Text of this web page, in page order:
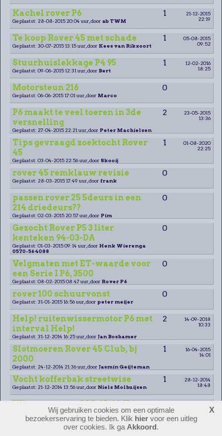
Kachel rover P6 1
21-12-2015
22:19
Geplaatst: 28-08-2015 20:04 uur, door ab TWM
Te koop Rover 45 met schade 1
05-08-2015
09:52
Geplaatst: 30-07-2015 13:15 uur, door Kees van Rikxoort
Stuurhuislekkage P4 95 1
12-02-2016
18:25
Geplaatst: 09-06-2015 12:31 uur, door Bert
Motorsteun 216 0
Geplaatst: 06-06-2015 17:01 uur, door Marco
P6 maakt te veel toeren in 3de
versnelling
2
23-05-2015
13:36
Geplaatst: 27-04-2015 22:21 uur, door Peter Machielsen
Tips gevraagd zoektocht Rover
45
1
01-08-2020
22:25
Geplaatst: 03-04-2015 22:56 uur, door Skooij
rover 45 remklauw revisie 0
Geplaatst: 28-03-2015 17:49 uur, door frank
passen rover 25 5deurs in een
214 driedeurs??
0
Geplaatst: 02-03-2015 20:57 uur, door Pim
Gezocht Rover P5 3 liter
kenteken 94-03-DA
0
Geplaatst: 01-03-2015 09:14 uur, door Henk Wierenga
0570-564088
Velgmaten met ET-waarde voor
een Serie I P6, 3500
0
Geplaatst: 08-02-2015 08:47 uur, door Rover P6
rover 100 schuurvonst 0
Geplaatst: 31-01-2015 16:56 uur, door peter meijer
Help! ruitenwissermotor P6 met
interval Help!
2
14-09-2018
10:33
Geplaatst: 31-12-2014 16:25 uur, door Jan Boshamer
Slotmoeren Rover 45 Club, bj
2000
1
16-04-2015
14:01
Geplaatst: 24-12-2014 21:36 uur, door Jasmin Geijteman
Vocht kofferbak streetwise 1
28-12-2014
18:48
Geplaatst: 21-12-2014 13:56 uur, door Niels Molhuijsen
Wie weet waar DM-65-38 (P6
/V8) momenteel is?
2
21:05
Geplaatst: 13-12-2014 17:19 uur, doorP6 gezocht
Wij gebruiken cookies om een optimale
bezoekerservaring te bieden. Klik hiervoor een uitleg
over cookies. Ik ga Akkoord.
X